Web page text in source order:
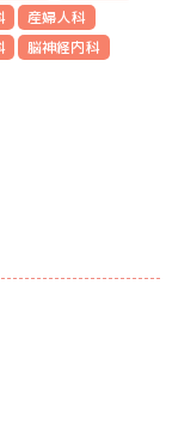
産婦人科
脳神経内科